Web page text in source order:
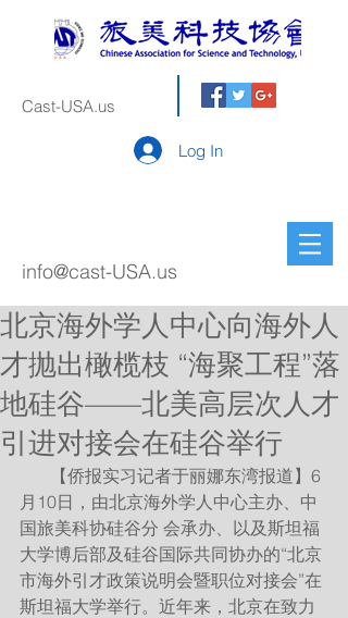
Cast-USA.us
Log In
info@cast-USA.us
北京海外学人中心向海外人
才抛出橄榄枝 “海聚工程”落
地硅谷——北美高层次人才
引进对接会在硅谷举行
月10日，由北京海外学人中心主办、中
国旅美科协硅谷分 会承办、以及斯坦福
大学博后部及硅谷国际共同协办的“北京
市海外引才政策说明会暨职位对接会”在
斯坦福大学举行。近年来，北京在致力